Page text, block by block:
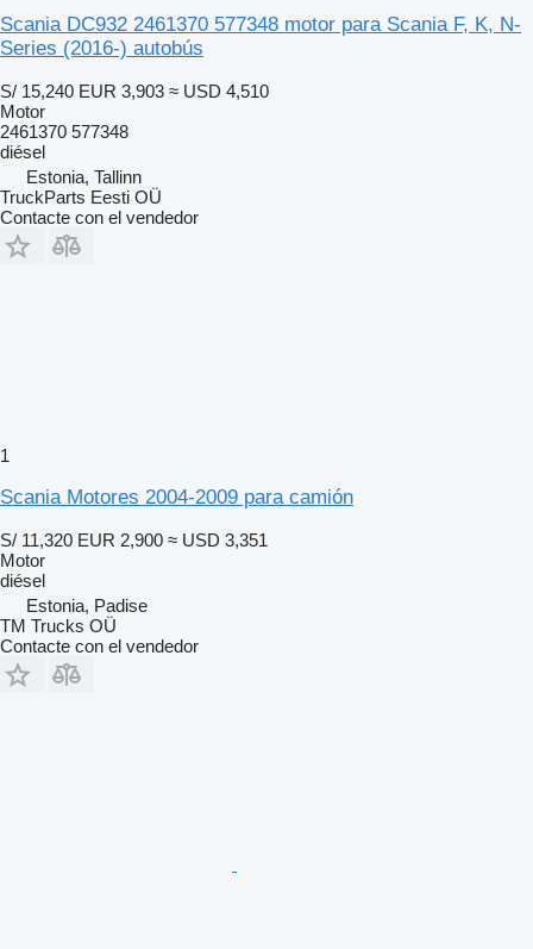
Scania DC932 2461370 577348 motor para Scania F, K, N-
Series (2016-) autobús
S/ 15,240 EUR 3,903 ≈ USD 4,510
Motor
2461370 577348
diésel
Estonia, Tallinn
TruckParts Eesti OÜ
Contacte con el vendedor
1
Scania Motores 2004-2009 para camión
S/ 11,320 EUR 2,900 ≈ USD 3,351
Motor
diésel
Estonia, Padise
TM Trucks OÜ
Contacte con el vendedor